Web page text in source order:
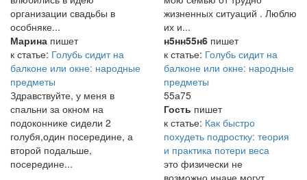
организации свадьбы в
особняке...
жизненных ситуаций . Люблю
их и...
Марина пишет
к статье: Голубь сидит на
балконе или окне: народные
предметы
Здравствуйте, у меня в
спальни за окном на
подоконнике сидели 2
голубя,один посередине, а
второй подальше,
посередине...
н5нн55н6 пишет
к статье: Голубь сидит на
балконе или окне: народные
предметы
55а75
Гость пишет
к статье: Как быстро
похудеть подростку: теория
и практика потери веса
это физически не
возможно,иначе могут